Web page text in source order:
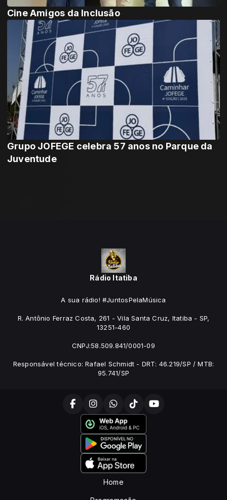
Cine Amigos da Inclusão
Grupo JOFEGE celebra 57 anos no Parque da
Juventude
Rádio Itatiba
A sua rádio! #JuntosPelaMúsica
R. Antônio Ferraz Costa, 261 - Vila Santa Cruz, Itatiba - SP,
13251-460
CNPJ:58.509.841/0001-09
Responsável técnico: Rafael Schmidt - DRT: 46.219/SP / MTB:
95.741/SP
Home